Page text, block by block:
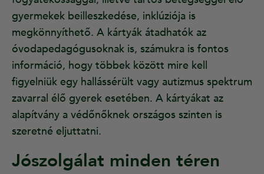
gyermekek beilleszkedése, inklúziója is
megkönnyíthető. A kártyák átadhatók az
óvodapedagógusoknak is, számukra is fontos
információ, hogy többek között mire kell
figyelniük egy hallássérült vagy autizmus spektrum
zavarral élő gyerek esetében. A kártyákat az
alapítvány a védőnőknek országos szinten is
szeretné eljuttatni.
Jószolgálat minden téren